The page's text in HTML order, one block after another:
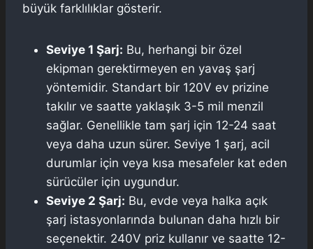
büyük farklılıklar gösterir.
Seviye 1 Şarj: Bu, herhangi bir özel
ekipman gerektirmeyen en yavaş şarj
yöntemidir. Standart bir 120V ev prizine
takılır ve saatte yaklaşık 3-5 mil menzil
sağlar. Genellikle tam şarj için 12-24 saat
veya daha uzun sürer. Seviye 1 şarj, acil
durumlar için veya kısa mesafeler kat eden
sürücüler için uygundur.
Seviye 2 Şarj: Bu, evde veya halka açık
şarj istasyonlarında bulunan daha hızlı bir
seçenektir. 240V priz kullanır ve saatte 12-